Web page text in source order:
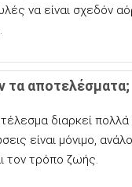
να είναι σχεδόν
τα αποτελέσματα;
διαρκεί πολλά
είναι μόνιμο,
τον τρόπο ζωής.